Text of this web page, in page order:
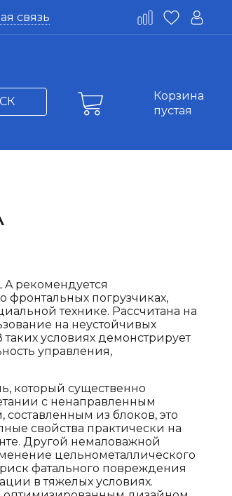
связь
Корзина
пустая
рекомендуется
фронтальных погрузчиках,
технике. Рассчитана на
на неустойчивых
условиях демонстрирует
управления,
который существенно
с ненаправленным
из блоков, это
свойства практически на
Другой немаловажной
цельнометаллического
фатального повреждения
в тяжелых условиях.